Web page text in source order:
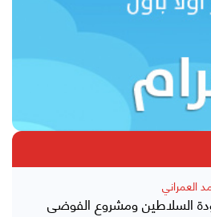
العمراني
السلاطين ومشروع الفوضى